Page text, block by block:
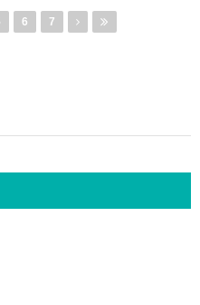
6 7